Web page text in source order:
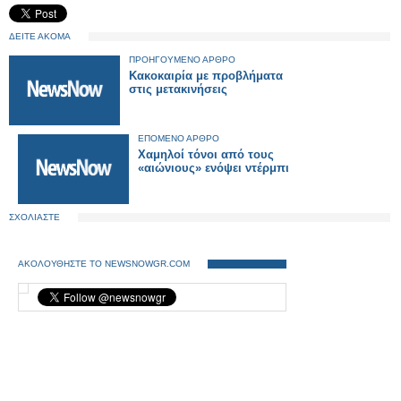
ΔΕΙΤΕ ΑΚΟΜΑ
ΠΡΟΗΓΟΥΜΕΝΟ ΑΡΘΡΟ
Κακοκαιρία με προβλήματα
στις μετακινήσεις
ΕΠΟΜΕΝΟ ΑΡΘΡΟ
Χαμηλοί τόνοι από τους
«αιώνιους» ενόψει ντέρμπι
ΣΧΟΛΙΑΣΤΕ
ΑΚΟΛΟΥΘΗΣΤΕ ΤΟ NEWSNOWGR.COM